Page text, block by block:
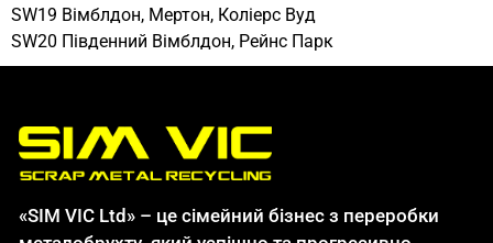
SW19 Вімблдон, Мертон, Коліерс Вуд
SW20 Південний Вімблдон, Рейнс Парк
«SIM VIC Ltd» – це сімейний бізнес з переробки